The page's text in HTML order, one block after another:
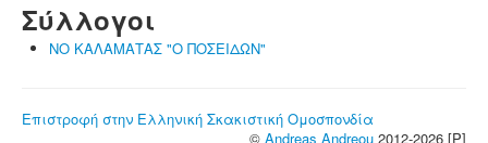
Σύλλογοι
ΝΟ ΚΑΛΑΜΑΤΑΣ "Ο ΠΟΣΕΙΔΩΝ"
Επιστροφή στην Ελληνική Σκακιστική Ομοσπονδία
© Andreas Andreou 2012-2026 [P]